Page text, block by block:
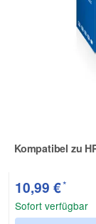
Kompatibel zu
Zur
10,99 €*
Sofort verfügbar